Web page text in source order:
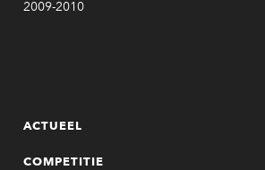
2009-2010
ACTUEEL
COMPETITIE